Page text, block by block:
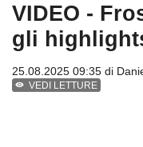
VIDEO -
gli
25.08.2025 09:35 di
VEDI LETTURE